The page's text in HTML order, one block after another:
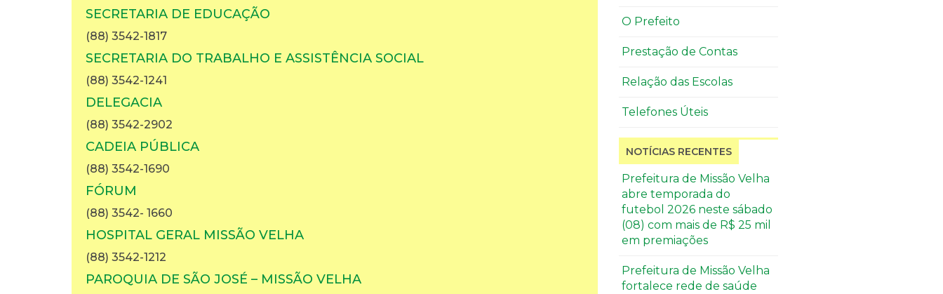
SECRETARIA DE EDUCAÇÃO
(88) 3542-1817
SECRETARIA DO TRABALHO E ASSISTÊNCIA SOCIAL
(88) 3542-1241
DELEGACIA
(88) 3542-2902
CADEIA PÚBLICA
(88) 3542-1690
FÓRUM
(88) 3542- 1660
HOSPITAL GERAL MISSÃO VELHA
(88) 3542-1212
PAROQUIA DE SÃO JOSÉ – MISSÃO VELHA
O Prefeito
Prestação de Contas
Relação das Escolas
Telefones Úteis
NOTÍCIAS RECENTES
Prefeitura de Missão Velha
abre temporada do
futebol 2026 neste sábado
(08) com mais de R$ 25 mil
em premiações
Prefeitura de Missão Velha
fortalece rede de saúde